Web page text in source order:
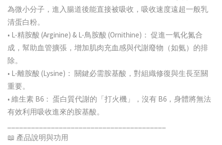
為微小分子，進入腸道後能直接被吸收，吸收速度遠超一般乳
清蛋白粉。
• L-精胺酸 (Arginine) & L-鳥胺酸 (Ornithine)： 促進一氧化氮合
成，幫助血管擴張，增加肌肉充血感與代謝廢物（如氨）的排
除。
• L-離胺酸 (Lysine)： 關鍵必需胺基酸，對組織修復與生長至關
重要。
• 維生素 B6： 蛋白質代謝的「打火機」，沒有 B6，身體將無法
有效利用吸收進來的胺基酸。
📖 產品說明與功用